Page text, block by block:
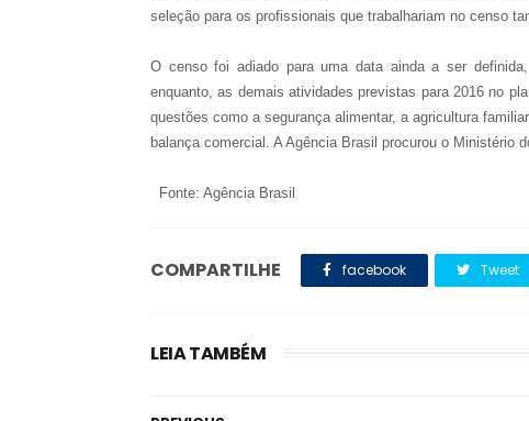
seleção para os profissionais que trabalhariam no censo
O censo foi adiado para uma data ainda a ser
enquanto, as demais atividades previstas para 2016 no
questões como a segurança alimentar, a agricultura
balança comercial. A Agência Brasil procurou o Ministério
Fonte: Agência Brasil
COMPARTILHE facebook Tweet
LEIA TAMBÉM